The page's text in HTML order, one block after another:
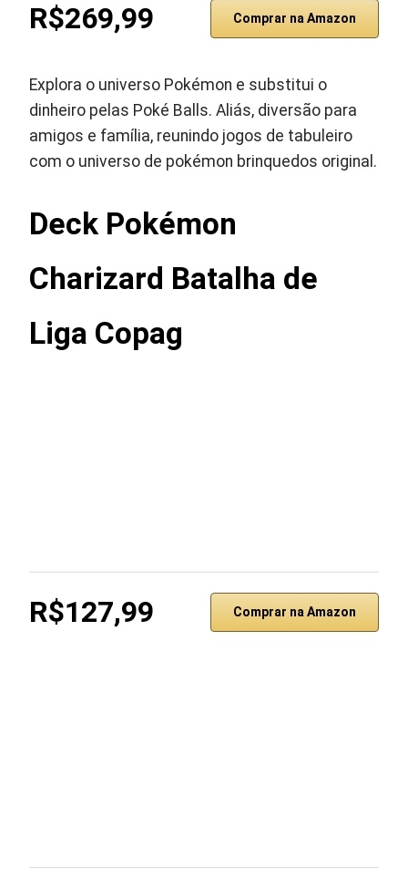
R$269,99 Comprar na Amazon
Explora o universo Pokémon e substitui o
dinheiro pelas Poké Balls. Aliás, diversão para
amigos e família, reunindo jogos de tabuleiro
com o universo de pokémon brinquedos original.
Deck Pokémon
Charizard Batalha de
Liga Copag
R$127,99 Comprar na Amazon